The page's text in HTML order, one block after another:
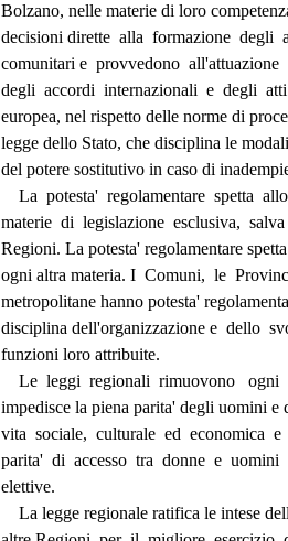
Bolzano, nelle materie di loro
decisioni dirette  alla  formazione
comunitari e  provvedono
degli  accordi  internazionali  e  degli
europea, nel rispetto delle norme di
legge dello Stato, che disciplina le
del potere sostitutivo in caso di
La  potesta'  regolamentare  spetta
materie  di  legislazione  esclusiva,
Regioni. La potesta' regolamentare
ogni altra materia. I  Comuni,  le
metropolitane hanno potesta'
disciplina dell'organizzazione e  dello
          funzioni loro attribuite.
Le  leggi  regionali  rimuovono
impedisce la piena parita' degli
vita  sociale,  culturale  ed
parita'  di  accesso  tra  donne  e
          elettive.
La legge regionale ratifica le